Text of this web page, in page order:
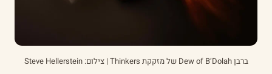
ברבן Dew of B’Dolah של מזקקת Thinkers | צילום: Steve Hellerstein